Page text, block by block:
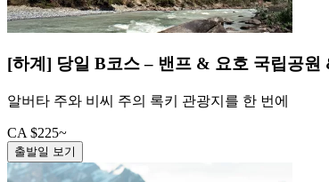
[하계] 당일 B코스 – 밴프 & 요호 국립공원
알버타 주와 비씨 주의 록키 관광지를 한 번에
CA $225~
출발일 보기